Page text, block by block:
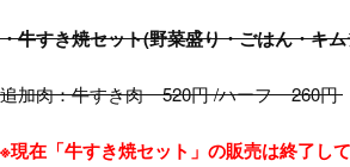
・牛すき焼セット(野菜盛り・ごはん・キ
追加肉：牛すき肉 520円 /ハーフ 260円
※現在「牛すき焼セット」の販売は終了して